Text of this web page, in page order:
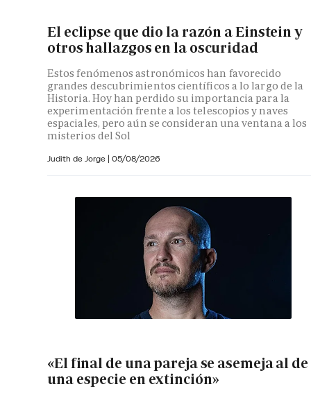
El eclipse que dio la razón a Einstein y
otros hallazgos en la oscuridad
Estos fenómenos astronómicos han favorecido
grandes descubrimientos científicos a lo largo de la
Historia. Hoy han perdido su importancia para la
experimentación frente a los telescopios y naves
espaciales, pero aún se consideran una ventana a los
misterios del Sol
Judith de Jorge | 05/08/2026
«El final de una pareja se asemeja al de
una especie en extinción»